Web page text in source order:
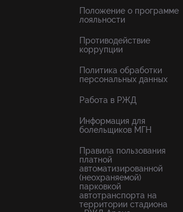
Положение о программе
лояльности
Противодействие
коррупции
Политика обработки
персональных данных
Работа в РЖД
Информация для
болельщиков МГН
Правила пользования
платной
автоматизированной
(неохраняемой)
парковкой
автотранспорта на
территории стадиона